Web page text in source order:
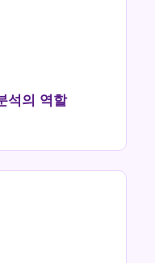
석의 역할